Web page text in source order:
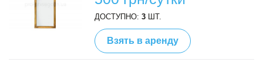
ДОСТУПНО:3 ШТ.
Взять в аренду